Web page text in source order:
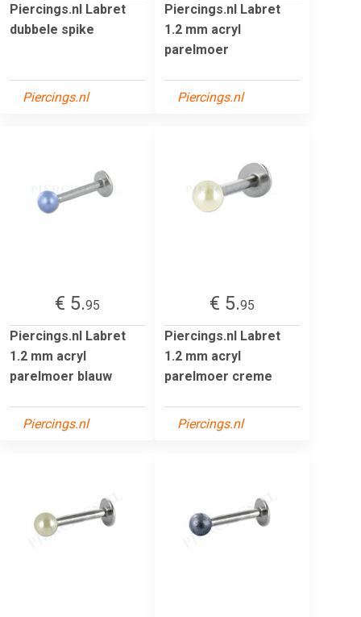
Piercings.nl Labret
dubbele spike
Piercings.nl
Piercings.nl Labret
1.2 mm acryl
parelmoer
Piercings.nl
€ 5.95
Piercings.nl Labret
1.2 mm acryl
parelmoer blauw
Piercings.nl
€ 5.95
Piercings.nl Labret
1.2 mm acryl
parelmoer creme
Piercings.nl